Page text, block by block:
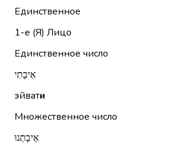
Единственное
1-е (Я) Лицо
Единственное число
אֵיבָתִי
эйвати
Множественное число
אֵיבָתֵנוּ